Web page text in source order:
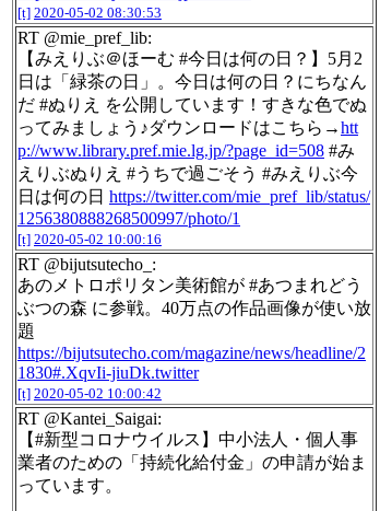
[t] 2020-05-02 08:30:53
RT @mie_pref_lib:
【みえりぶ＠ほーむ #今日は何の日？】5月2
日は「緑茶の日」。今日は何の日？にちなん
だ #ぬりえ を公開しています！すきな色でぬ
ってみましょう♪ダウンロードはこちら→htt
p://www.library.pref.mie.lg.jp/?page_id=508 #み
えりぶぬりえ #うちで過ごそう #みえりぶ今
日は何の日 https://twitter.com/mie_pref_lib/status/
1256380888268500997/photo/1
[t] 2020-05-02 10:00:16
RT @bijutsutecho_:
あのメトロポリタン美術館が #あつまれどう
ぶつの森 に参戦。40万点の作品画像が使い放
題
https://bijutsutecho.com/magazine/news/headline/2
1830#.XqvIi-jiuDk.twitter
[t] 2020-05-02 10:00:42
RT @Kantei_Saigai:
【#新型コロナウイルス】中小法人・個人事
業者のための「持続化給付金」の申請が始ま
っています。